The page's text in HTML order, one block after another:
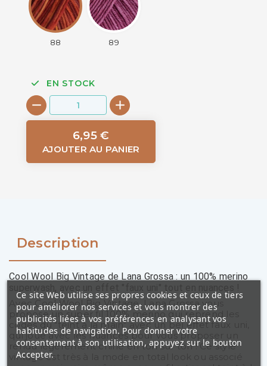
88 89
EN STOCK
6,95 €
AJOUTER AU PANIER
Description
Cool Wool Big Vintage de Lana Grossa : un 100% merino
Avec Cool Wool Big Vintage, Lana Grossa vous
propose un super fil 100% merino qui reprend les
codes du "teint à la main" avec un bel effet faux uni,
qui joue avec les nuances pour vous proposer un
rendu légèrement chiné en ton sur ton ! Ce style
vintage est très à la mode en total look ou associé
Ce site Web utilise ses propres cookies et ceux de tiers
pour améliorer nos services et vous montrer des
publicités liées à vos préférences en analysant vos
habitudes de navigation. Pour donner votre
consentement à son utilisation, appuyez sur le bouton
Accepter.